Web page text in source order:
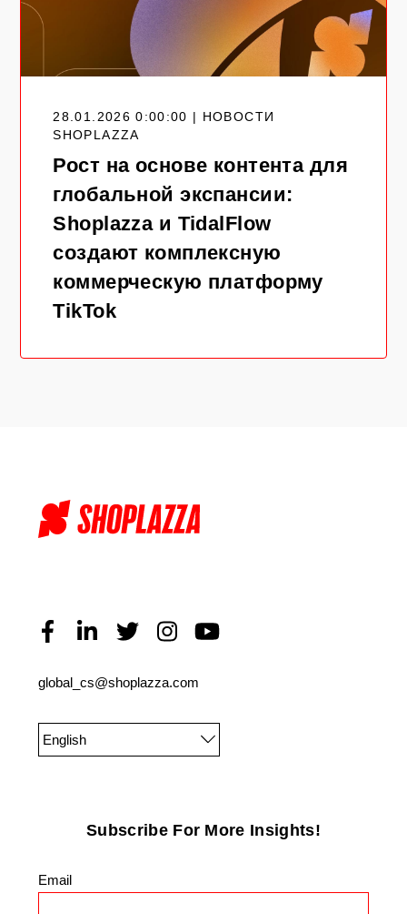
28.01.2026 0:00:00 | НОВОСТИ
SHOPLAZZA
Рост на основе контента для
глобальной экспансии:
Shoplazza и TidalFlow
создают комплексную
коммерческую платформу
TikTok
global_cs@shoplazza.com
English
Subscribe For More Insights!
Email